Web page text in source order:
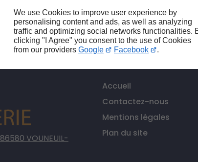
We use Cookies to improve user experience by
personalising content and ads, as well as analyzing
traffic and optimizing social networks functionalities.
clicking "I Agree" you consent to the use of Cookies
from our providers Google Facebook .
86580 VOUNEUIL-
Accueil
Contactez-nous
Mentions légales
Plan du site